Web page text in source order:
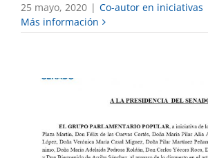
25 mayo, 2020 | Co-autor en iniciativas
Más información
COORDINACIÓN EN LA
SOCIOSANITARIA